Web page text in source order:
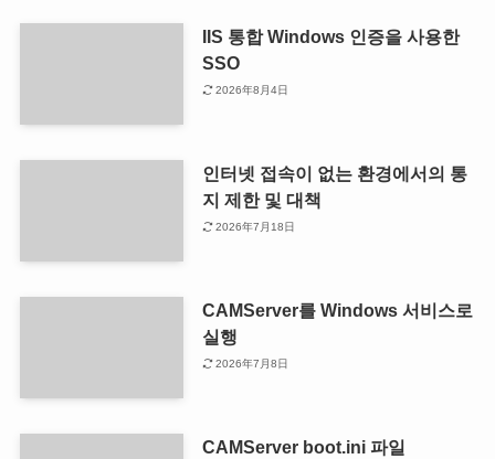
IIS 통합 Windows 인증을 사용한
SSO
2026年8月4日
인터넷 접속이 없는 환경에서의 통
지 제한 및 대책
2026年7月18日
CAMServer를 Windows 서비스로
실행
2026年7月8日
CAMServer boot.ini 파일